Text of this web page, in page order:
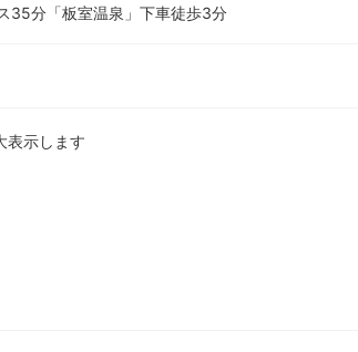
35分「板室温泉」下車徒歩3分
表示します